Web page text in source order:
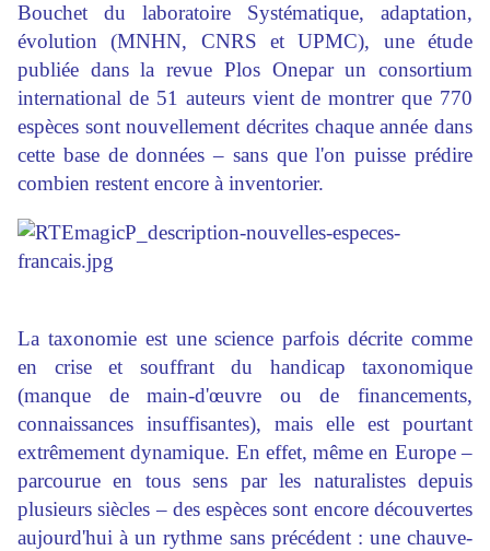
Bouchet du laboratoire Systématique, adaptation,
évolution (MNHN, CNRS et UPMC), une étude
publiée dans la revue Plos Onepar un consortium
international de 51 auteurs vient de montrer que 770
espèces sont nouvellement décrites chaque année dans
cette base de données – sans que l'on puisse prédire
combien restent encore à inventorier.
La taxonomie est une science parfois décrite comme
en crise et souffrant du handicap taxonomique
(manque de main-d'œuvre ou de financements,
connaissances insuffisantes), mais elle est pourtant
extrêmement dynamique. En effet, même en Europe –
parcourue en tous sens par les naturalistes depuis
plusieurs siècles – des espèces sont encore découvertes
aujourd'hui à un rythme sans précédent : une chauve-